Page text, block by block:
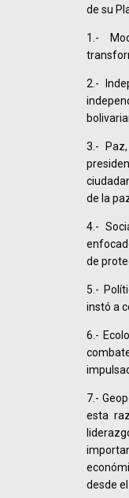
de su
1.-
2.-
3.-
de la
4.-
de
5.-
instó a
6.-
7.-
esta
desde